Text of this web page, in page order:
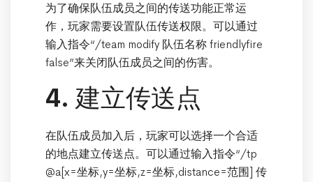
为了确保队伍成员之间的传送功能正常运
作，玩家需要设置队伍传送权限。可以通过
输入指令“/team modify 队伍名称 friendlyfire
false”来关闭队伍成员之间的伤害。
4. 建立传送点
在队伍成员加入后，玩家可以选择一个合适
的地点建立传送点。可以通过输入指令“/tp
@a[x=坐标,y=坐标,z=坐标,distance=范围] 传